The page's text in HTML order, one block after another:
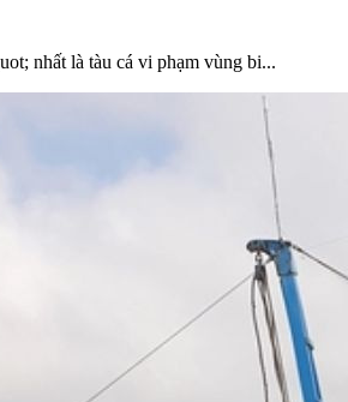
nhất là tàu cá vi phạm vùng bi...